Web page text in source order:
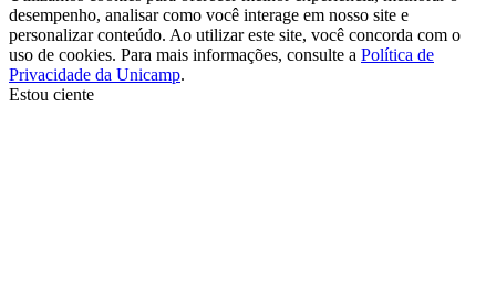
desempenho, analisar como você interage em nosso site e
personalizar conteúdo. Ao utilizar este site, você concorda com o
uso de cookies. Para mais informações, consulte a Política de
Privacidade da Unicamp.
Estou ciente